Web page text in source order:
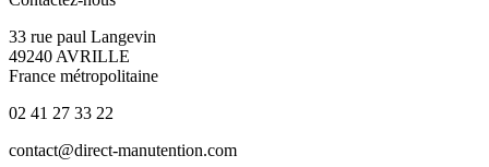
33 rue paul Langevin
49240 AVRILLE
France métropolitaine
02 41 27 33 22
contact@direct-manutention.com